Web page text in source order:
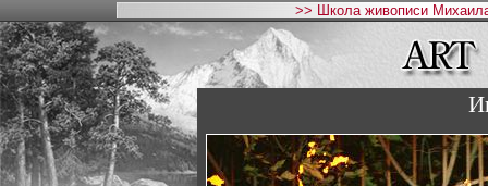
>> Школа живописи